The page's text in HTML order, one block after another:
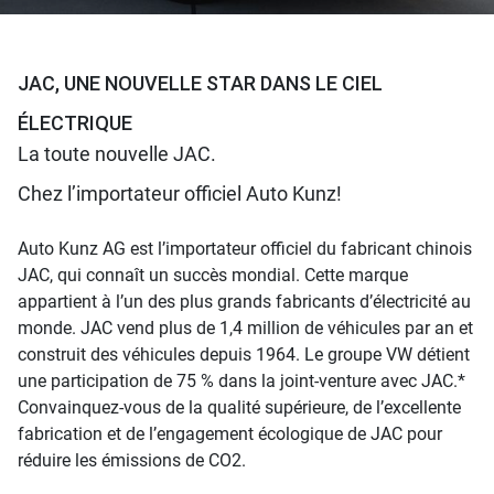
JAC, UNE NOUVELLE STAR DANS LE CIEL
ÉLECTRIQUE
La toute nouvelle JAC.
Chez l’importateur officiel Auto Kunz!
Auto Kunz AG est l’importateur officiel du fabricant chinois
JAC, qui connaît un succès mondial. Cette marque
appartient à l’un des plus grands fabricants d’électricité au
monde. JAC vend plus de 1,4 million de véhicules par an et
construit des véhicules depuis 1964. Le groupe VW détient
une participation de 75 % dans la joint-venture avec JAC.*
Convainquez-vous de la qualité supérieure, de l’excellente
fabrication et de l’engagement écologique de JAC pour
réduire les émissions de CO2.